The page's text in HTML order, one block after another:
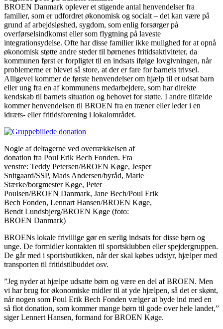
BROEN Danmark oplever et stigende antal henvendelser fra
familier, som er udfordret økonomisk og socialt – det kan være på
grund af arbejdsløshed, sygdom, som enlig forsørger på
overførselsindkomst eller som flygtning på laveste
integrationsydelse. Ofte har disse familier ikke mulighed for at opnå
økonomisk støtte andre steder til børnenes fritidsaktiviteter, da
kommunen først er forpligtet til en indsats ifølge lovgivningen, når
problemerne er blevet så store, at der er fare for barnets trivsel.
Alligevel kommer de første henvendelser om hjælp til et udsat barn
eller ung fra en af kommunens medarbejdere, som har direkte
kendskab til barnets situation og behovet for støtte. I andre tilfælde
kommer henvendelsen til BROEN fra en træner eller leder i en
idræts- eller fritidsforening i lokalområdet.
Nogle af deltagerne ved overrækkelsen af
donation fra Poul Erik Bech Fonden. Fra
venstre: Teddy Petersen/BROEN Køge, Jesper
Snitgaard/SSP, Mads Andersen/byråd, Marie
Stærke/borgmester Køge, Peter
Poulsen/BROEN Danmark, Jane Bech/Poul Erik
Bech Fonden, Lennart Hansen/BROEN Køge,
Bendt Lundsbjerg/BROEN Køge (foto:
BROEN Danmark)
BROENs lokale frivillige gør en særlig indsats for disse børn og
unge. De formidler kontakten til sportsklubben eller spejdergruppen.
De går med i sportsbutikken, når der skal købes udstyr, hjælper med
transporten til fritidstilbuddet osv.
”Jeg nyder at hjælpe udsatte børn og være en del af BROEN. Men
vi har brug for økonomiske midler til at yde hjælpen, så det er skønt,
når nogen som Poul Erik Bech Fonden vælger at byde ind med en
så flot donation, som kommer mange børn til gode over hele landet,”
siger Lennert Hansen, formand for BROEN Køge.